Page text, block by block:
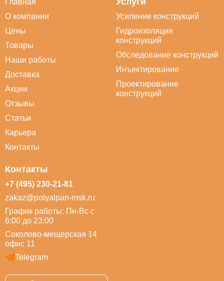
О компании
Цены
Товары
Наши работы
Доставка
Акции
Отзывы
Статьи
Карьера
Контакты
Усиление конструкций
Гидроизоляция
конструкций
Обследование конструкций
Инъектирование
Проектирование
конструкций
Контакты
+7 (495) 230-21-81
zakaz@polyalpan-msk.ru
График работы: Пн-Вс с
6:00 до 23:00
Соколово-мещерская 14
офис 11
Telegram